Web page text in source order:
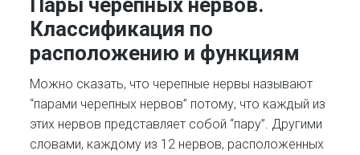
Классификация по
расположению и функциям
Можно сказать, что черепные нервы называют
“парами черепных нервов” потому, что каждый из
этих нервов представляет собой “пару”. Другими
словами, каждому из 12 нервов, расположенных